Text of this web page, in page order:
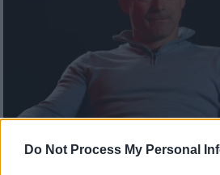
Do Not Process My Personal